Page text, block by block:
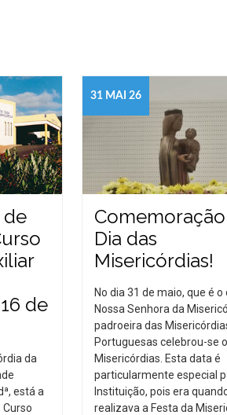
de
de
da
está a
31 MAI 26
Dia das
Misericórdias!
No dia 31 de maio, que é o
Nossa Senhora da
padroeira das
Portuguesas celebrou-se
Misericórdias. Esta data é
particularmente especial
Instituição, pois era
realizava a Festa da